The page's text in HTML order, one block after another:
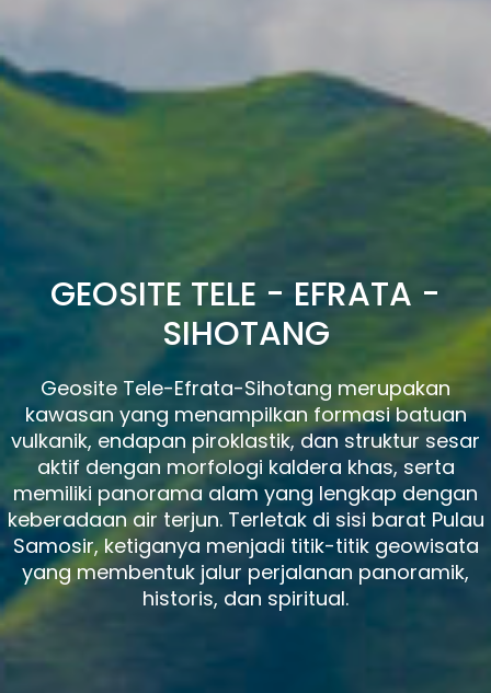
GEOSITE TELE - EFRATA -
SIHOTANG
Geosite Tele-Efrata-Sihotang merupakan
kawasan yang menampilkan formasi batuan
vulkanik, endapan piroklastik, dan struktur sesar
aktif dengan morfologi kaldera khas, serta
memiliki panorama alam yang lengkap dengan
keberadaan air terjun. Terletak di sisi barat Pulau
Samosir, ketiganya menjadi titik-titik geowisata
yang membentuk jalur perjalanan panoramik,
historis, dan spiritual.